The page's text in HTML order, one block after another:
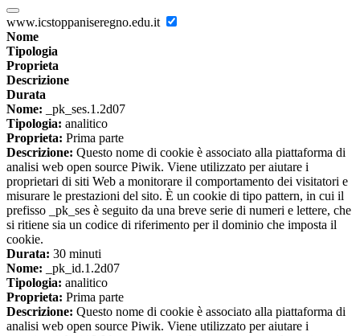
www.icstoppaniseregno.edu.it
Nome
Tipologia
Proprieta
Descrizione
Durata
Nome: _pk_ses.1.2d07
Tipologia: analitico
Proprieta: Prima parte
Descrizione: Questo nome di cookie è associato alla piattaforma di
analisi web open source Piwik. Viene utilizzato per aiutare i
proprietari di siti Web a monitorare il comportamento dei visitatori e
misurare le prestazioni del sito. È un cookie di tipo pattern, in cui il
prefisso _pk_ses è seguito da una breve serie di numeri e lettere, che
si ritiene sia un codice di riferimento per il dominio che imposta il
cookie.
Durata: 30 minuti
Nome: _pk_id.1.2d07
Tipologia: analitico
Proprieta: Prima parte
Descrizione: Questo nome di cookie è associato alla piattaforma di
analisi web open source Piwik. Viene utilizzato per aiutare i